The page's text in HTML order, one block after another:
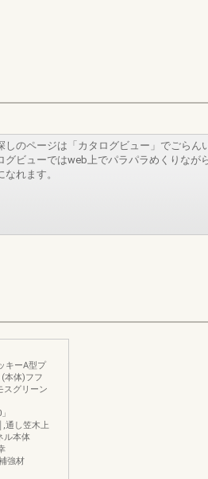
しのページは「カタログビュー」でごらん
グビューではweb上でパラパラめくりなが
なれます。
キーA型プ
本体)フフ
スグリーン
,通し笠木上
ル本体
強材